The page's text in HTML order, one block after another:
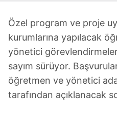
Özel program ve proje
kurumlarına yapılacak
yönetici
sayım sürüyor.
öğretmen ve yönetici
tarafından açıklanacak